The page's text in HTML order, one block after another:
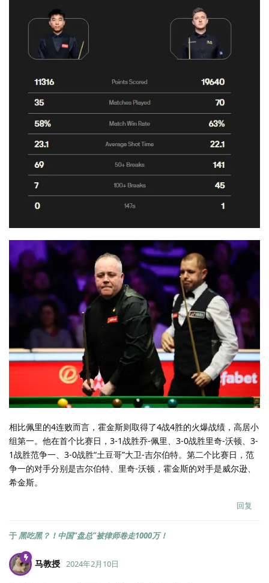
相比佩里的4连败而言，霍金斯则取得了4战4胜的火爆战绩，高居小
组第一。他在首个比赛日，3-1战胜乔-佩里、3-0战胜里奇-沃顿、3-
1战胜范争一、3-0战胜“土豆哥”大卫-吉尔伯特。第二个比赛日，范
争一的对手分别是吉尔伯特、里奇-沃顿，霍金斯的对手是威尔逊、
希金斯。
回复
于黑吃黑？！中国“盘总”被律师卷走1000万！
马教授 2024年2月10日